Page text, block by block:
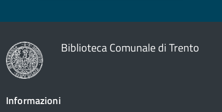
Biblioteca Comunale di Trento
Informazioni